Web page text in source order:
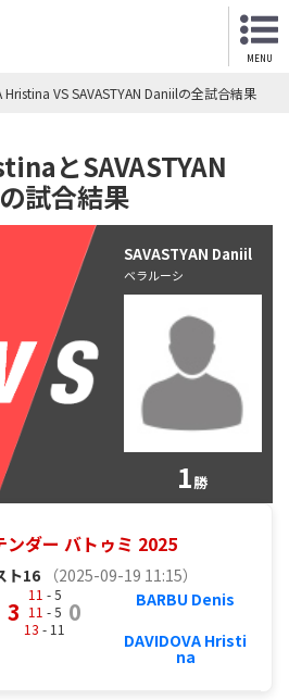
MENU
Hristina VS SAVASTYAN Daniilの全試合結果
とSAVASTYAN
試合結果
SAVASTYAN Daniil
ベラルーシ
1勝
ダー バトゥミ 2025
ト16
（2025-09-19 11:15）
3
11 - 5
11 - 5
13 - 11
0
BARBU Denis
DAVIDOVA Hristi
na